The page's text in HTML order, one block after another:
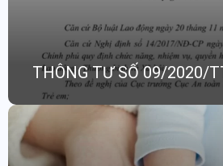
THÔNG TƯ SỐ 09/2020/